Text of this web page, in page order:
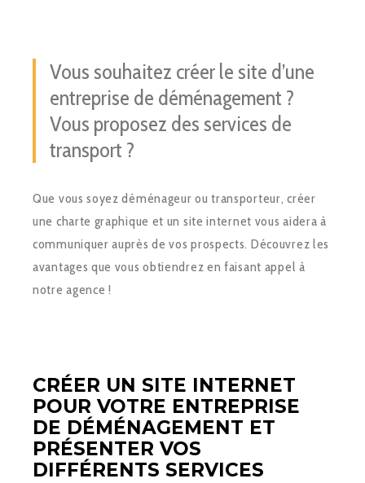
Vous souhaitez créer le site d’une
entreprise de déménagement ?
Vous proposez des services de
transport ?
Que vous soyez déménageur ou transporteur, créer
une charte graphique et un site internet vous aidera à
communiquer auprès de vos prospects. Découvrez les
avantages que vous obtiendrez en faisant appel à
notre agence !
CRÉER UN SITE INTERNET
POUR VOTRE ENTREPRISE
DE DÉMÉNAGEMENT ET
PRÉSENTER VOS
DIFFÉRENTS SERVICES